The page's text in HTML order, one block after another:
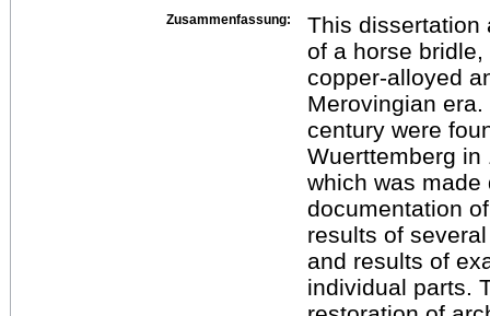
Zusammenfassung:
This dissertation
of a horse
copper-alloyed
Merovingian
century were
Wuerttemberg
which was
documentation
results of
and results of
individual parts.